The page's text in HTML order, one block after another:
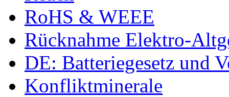
RoHS & WEEE
Rücknahme Elektro-
DE: Batteriegesetz und
Konfliktminerale